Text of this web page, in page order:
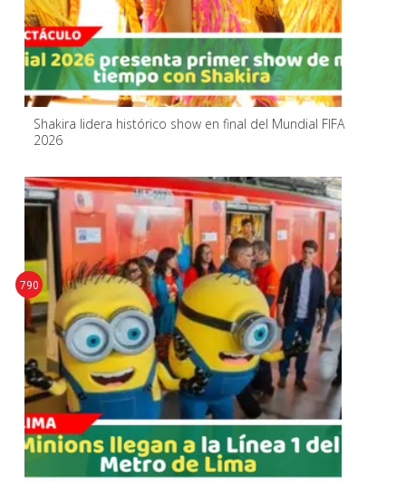
Shakira lidera histórico show en final del Mundial FIFA
2026
790